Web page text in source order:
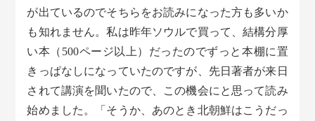
が出ているのでそちらをお読みになった方も多いか
も知れません。私は昨年ソウルで買って、結構分厚
い本（500ページ以上）だったのでずっと本棚に置
きっぱなしになっていたのですが、先日著者が来日
されて講演を聞いたので、この機会にと思って読み
始めました。「そうか、あのとき北朝鮮はこうだっ